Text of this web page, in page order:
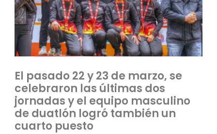
El pasado 22 y 23 de marzo, se
celebraron las últimas dos
jornadas y el equipo masculino
de duatlón logró también un
cuarto puesto